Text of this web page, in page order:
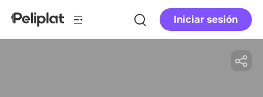
Iniciar sesión